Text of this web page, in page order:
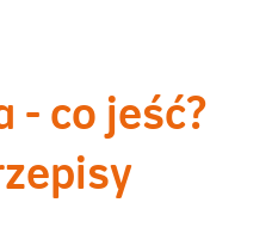
- co jeść?